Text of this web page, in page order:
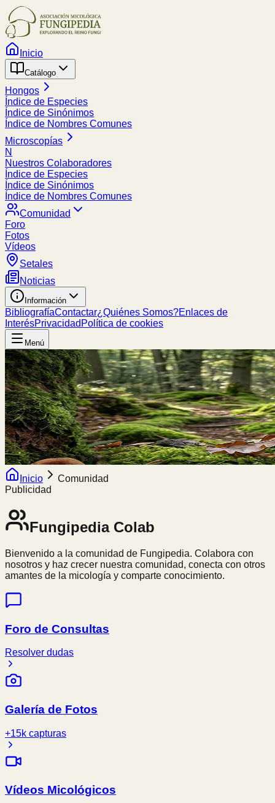
Inicio
Catálogo
Hongos
Índice de Especies
Índice de Sinónimos
Índice de Nombres Comunes
Microscopías
N
Nuestros Colaboradores
Índice de Especies
Índice de Sinónimos
Índice de Nombres Comunes
Comunidad
Foro
Fotos
Vídeos
Setales
Noticias
Información
BibliografíaContactar¿Quiénes Somos?Enlaces de
InterésPrivacidad Política de cookies
Menú
Inicio
Comunidad
Publicidad
FungipediaColab
Bienvenido a la comunidad de Fungipedia. Colabora con
nosotros y haz crecer nuestra comunidad, conecta con otros
amantes de la micología y comparte conocimiento.
Foro de Consultas
Resolver dudas
Galería de Fotos
+15k capturas
Vídeos Micológicos